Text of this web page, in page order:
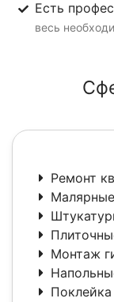
Есть
весь
Ремонт
Монтаж